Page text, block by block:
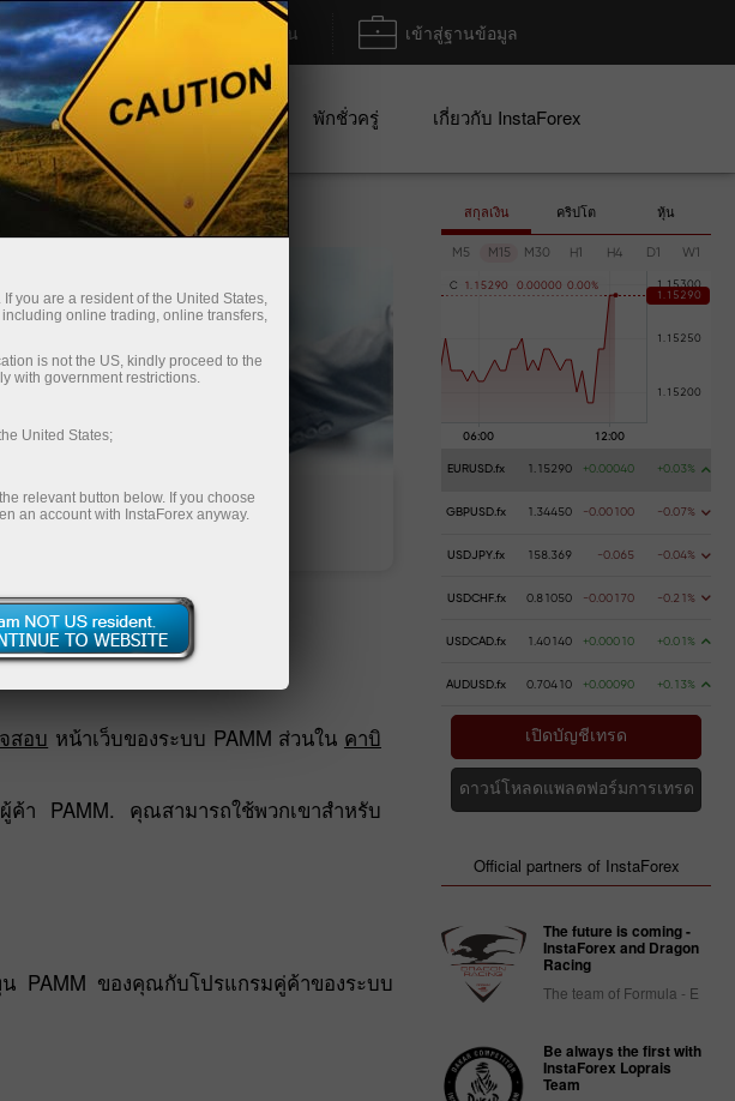
ตฟอร์มการเทรด ฝาก/ถอน เข้าสู่ฐานข้อมูล
บหุ้นส่วน แคมเปญ พักชั่วครู่ เกี่ยวกับ InstaForex
การฝากเงิน การถอนเงิน
สอบ หน้าเว็บของระบบ PAMM ส่วนใน คาบิ
ค้า PAMM. คุณสามารถใช้พวกเขาสำหรับ
น PAMM ของคุณกับโปรแกรมคู่ค้าของระบบ
สกุลเงิน คริปโต หุ้น
M5 M15 M30 H1 H4 D1 W1
C 1 . 1 52 90 0 .00000 0 .00%
EURUSD.fx 1.15290 +0.00040 +0.03%
GBPUSD.fx 1.34450 -0.00100 -0.07%
USDJPY.fx 158.369 -0.065 -0.04%
USDCHF.fx 0.81050 -0.00170 -0.21%
USDCAD.fx 1.40140 +0.00010 +0.01%
AUDUSD.fx 0.70410 +0.00090 +0.13%
เปิดบัญชีเทรด
ดาวน์โหลดแพลตฟอร์มการเทรด
Official partners of InstaForex
The future is coming -
InstaForex and Dragon
Racing
The team of Formula - E
Be always the first with
InstaForex Loprais
Team
you are a resident of the United States,
online trading, online transfers,
is not the US, kindly proceed to the
with government restrictions.
United States;
relevant button below. If you choose
an account with InstaForex anyway.